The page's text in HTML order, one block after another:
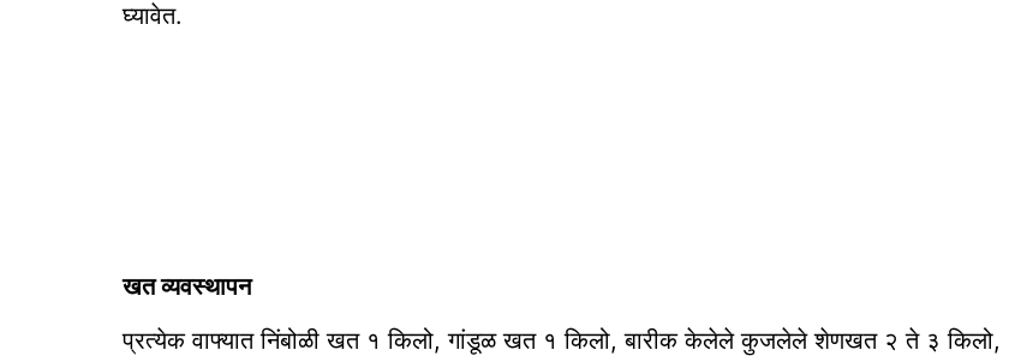
घ्यावेत.
खत व्यवस्थापन
प्रत्येक वाफ्यात निंबोळी खत १ किलो, गांडूळ खत १ किलो, बारीक केलेले कुजलेले शेणखत २ ते ३ किलो,